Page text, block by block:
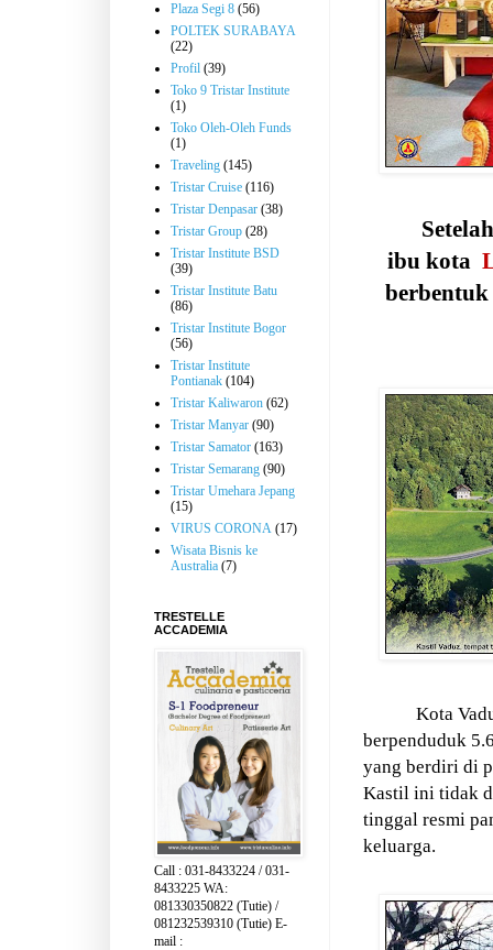
ibu kota
Kota
berpenduduk
yang berdiri di
Kastil ini tidak
tinggal resmi
keluarga.
Plaza Segi 8 (56)
POLTEK SURABAYA
(22)
Profil (39)
Toko 9 Tristar Institute
(1)
Toko Oleh-Oleh Funds
(1)
Traveling (145)
Tristar Cruise (116)
Tristar Denpasar (38)
Tristar Group (28)
Tristar Institute BSD
(39)
Tristar Institute Batu
(86)
Tristar Institute Bogor
(56)
Tristar Institute
Pontianak (104)
Tristar Kaliwaron (62)
Tristar Manyar (90)
Tristar Samator (163)
Tristar Semarang (90)
Tristar Umehara Jepang
(15)
VIRUS CORONA (17)
Wisata Bisnis ke
Australia (7)
TRESTELLE
ACCADEMIA
Call : 031-8433224 / 031-
8433225 WA:
081330350822 (Tutie) /
081232539310 (Tutie) E-
mail :